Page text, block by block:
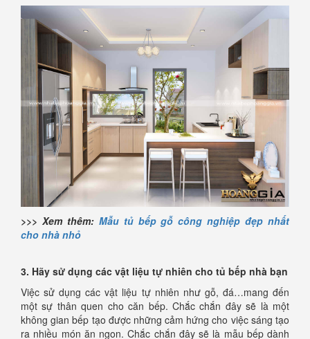
>>> Xem thêm: Mẫu tủ bếp gỗ công nghiệp đẹp nhất
cho nhà nhỏ
3. Hãy sử dụng các vật liệu tự nhiên cho tủ bếp nhà bạn
Việc sử dụng các vật liệu tự nhiên như gỗ, đá…mang đến
một sự thân quen cho căn bếp. Chắc chắn đây sẽ là một
không gian bếp tạo được những cảm hứng cho việc sáng tạo
ra nhiều món ăn ngon. Chắc chắn đây sẽ là mẫu bếp dành